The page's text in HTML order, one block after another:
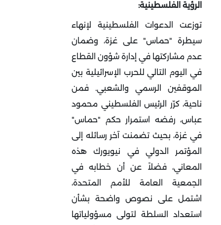
الرؤية الفلسطينية:
توزعت الدعوات الفلسطينية لإنهاء
سيطرة "حماس" على غزة، وضمان
عدم مشاركتها في إدارة شؤون القطاع
في اليوم التالي للحرب الإسرائيلية بين
الموقفين الرسمي والشعبي. فمن
ناحية، كرّر الرئيس الفلسطيني محمود
عباس، رفضه استمرار حكم "حماس"
في غزة، بحيث تضمنت آخر رسائله إلى
المؤتمر الدولي في نيويورك هذه
المعاني، فضلاً عن أن خطابه في
الجمعية العامة للأمم المتحدة،
اشتمل على نصوص واضحة بشأن
استعداد السلطة لتولى مسؤولياتها